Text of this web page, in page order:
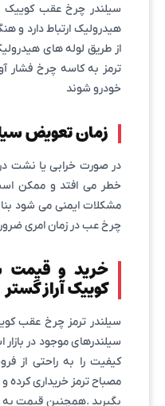
سیلندر چرخ عقب
هیدرولیک ارتباط دارد و
از طریق لوله های
ترمز به کاسه چرخ فشار
خودرو شوند
زمان تعویض
در صورت خرابی یا نشت
خطر می افتد و ممکن
مشکلات ایمنی می شود
چرخ عب در زمان امری
خرید و قیمت
کوییک آراز گستر
سیلندر ترمز چرخ عقب
سیلندرهای موجود در بازار
کیفیت را به راحتی از
مصباح ترمز خریداری کرده
بگیرید .همچنین قیمت به